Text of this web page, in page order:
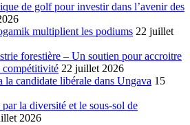
de golf pour investir dans l’avenir des
multiplient les podiums 22 juillet
forestière – Un soutien pour accroitre
compétitivité 22 juillet 2026
la candidate libérale dans Ungava 15
la diversité et le sous-sol de
2026